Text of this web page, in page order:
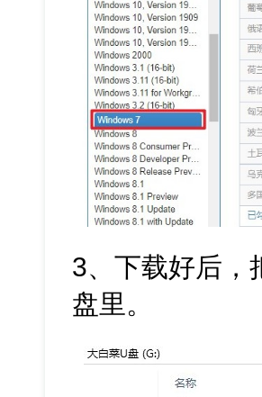
3、下载好后，
盘里。